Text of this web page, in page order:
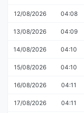
12/08/2026 04:08
13/08/2026 04:09
14/08/2026 04:10
15/08/2026 04:10
16/08/2026 04:11
17/08/2026 04:11